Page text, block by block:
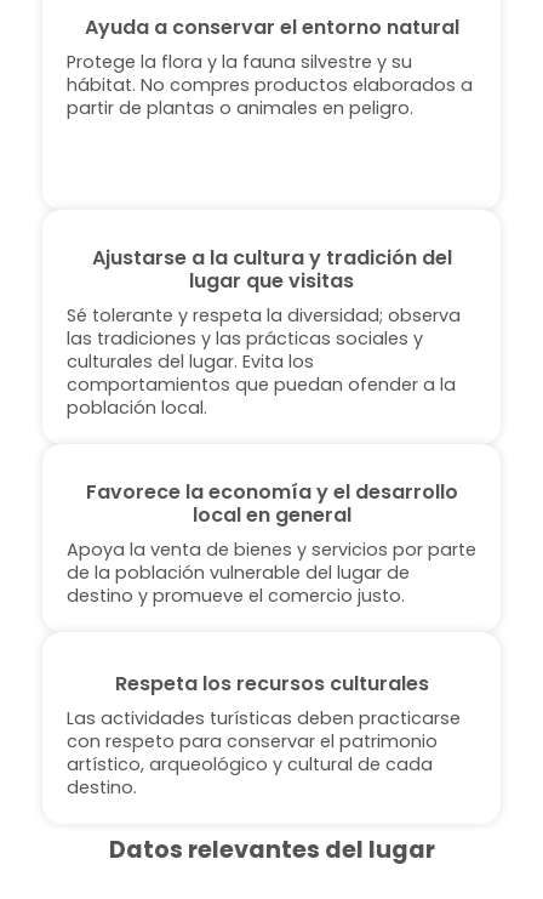
Ayuda a conservar el entorno natural
Protege la flora y la fauna silvestre y su
hábitat. No compres productos elaborados a
partir de plantas o animales en peligro.
Ajustarse a la cultura y tradición del
lugar que visitas
Sé tolerante y respeta la diversidad; observa
las tradiciones y las prácticas sociales y
culturales del lugar. Evita los
comportamientos que puedan ofender a la
población local.
Favorece la economía y el desarrollo
local en general
Apoya la venta de bienes y servicios por parte
de la población vulnerable del lugar de
destino y promueve el comercio justo.
Respeta los recursos culturales
Las actividades turísticas deben practicarse
con respeto para conservar el patrimonio
artístico, arqueológico y cultural de cada
destino.
Datos relevantes del lugar